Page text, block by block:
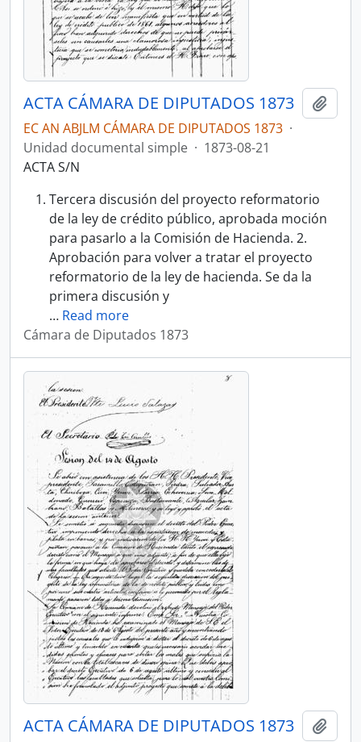
ACTA CÁMARA DE DIPUTADOS 1873
EC AN ABJLM CÁMARA DE DIPUTADOS 1873 ·
Unidad documental simple · 1873-08-21
ACTA S/N
Tercera discusión del proyecto reformatorio
de la ley de crédito público, aprobada moción
para pasarlo a la Comisión de Hacienda. 2.
Aprobación para volver a tratar el proyecto
reformatorio de la ley de hacienda. Se da la
primera discusión y
… Read more
Cámara de Diputados 1873
ACTA CÁMARA DE DIPUTADOS 1873